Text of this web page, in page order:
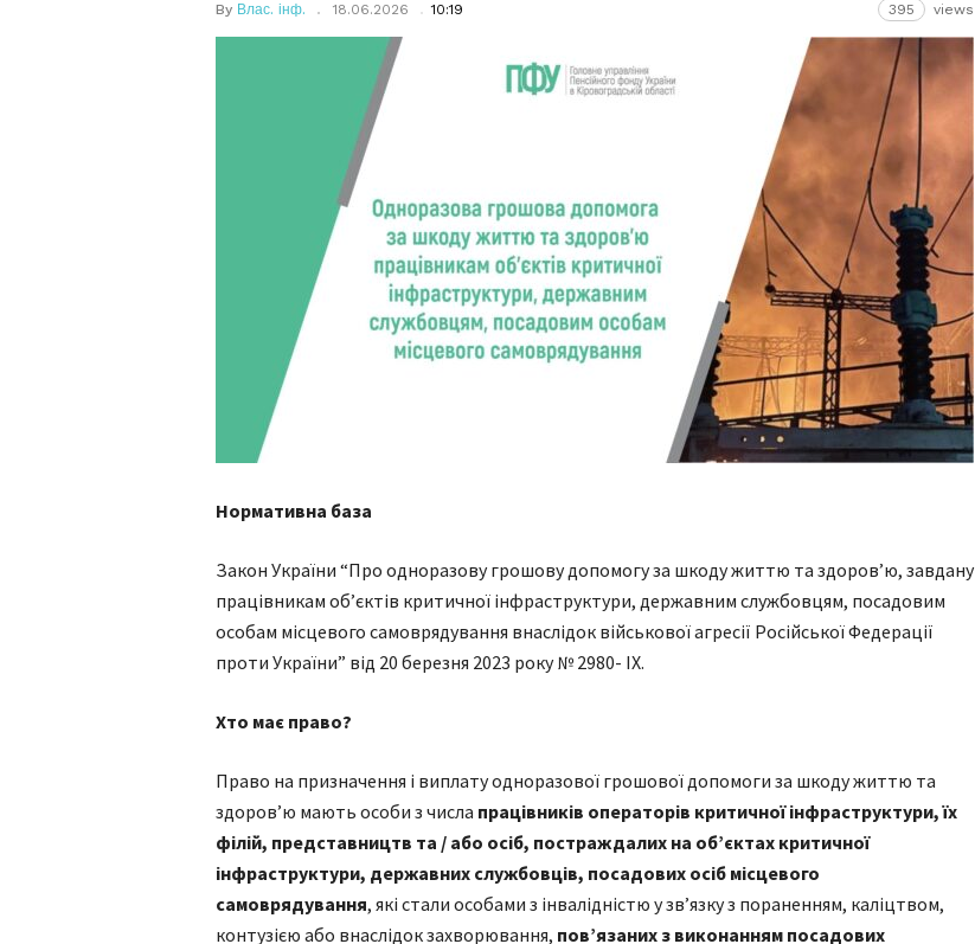
By Влас. інф. 18.06.2026 10:19 395 views
Нормативна база
Закон України “Про одноразову грошову допомогу за шкоду життю та здоров’ю, завдану
працівникам об’єктів критичної інфраструктури, державним службовцям, посадовим
особам місцевого самоврядування внаслідок військової агресії Російської Федерації
проти України” від 20 березня 2023 року № 2980- IX.
Хто має право?
Право на призначення і виплату одноразової грошової допомоги за шкоду життю та
здоров’ю мають особи з числа працівників операторів критичної інфраструктури, їх
філій, представництв та / або осіб, постраждалих на об’єктах критичної
інфраструктури, державних службовців, посадових осіб місцевого
самоврядування, які стали особами з інвалідністю у зв’язку з пораненням, каліцтвом,
контузією або внаслідок захворювання, пов’язаних з виконанням посадових